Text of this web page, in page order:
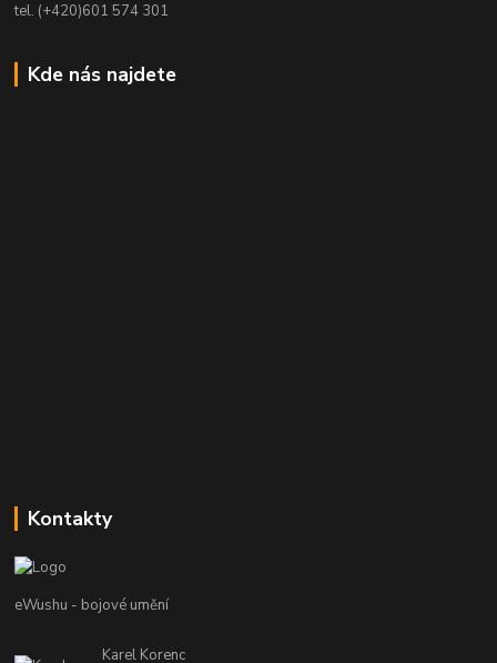
tel. (+420)601 574 301
Kde nás najdete
Kontakty
eWushu - bojové umění
Karel Korenc